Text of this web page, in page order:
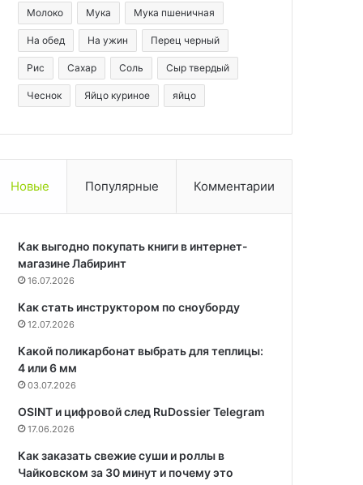
Молоко Мука Мука пшеничная
На обед На ужин Перец черный
Рис Сахар Соль Сыр твердый
Чеснок Яйцо куриное яйцо
Новые Популярные Комментарии
Как выгодно покупать книги в интернет-
магазине Лабиринт
16.07.2026
Как стать инструктором по сноуборду
12.07.2026
Какой поликарбонат выбрать для теплицы:
4 или 6 мм
03.07.2026
OSINT и цифровой след RuDossier Telegram
17.06.2026
Как заказать свежие суши и роллы в
Чайковском за 30 минут и почему это